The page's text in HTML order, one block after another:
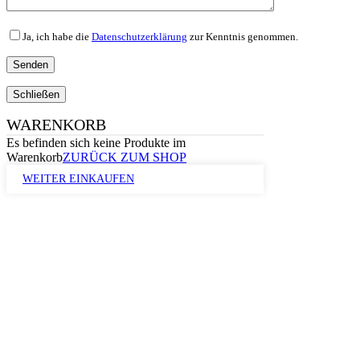
Ja, ich habe die Datenschutzerklärung zur Kenntnis genommen.
Schließen
WARENKORB
Es befinden sich keine Produkte im
WarenkorbZURÜCK ZUM SHOP
WEITER EINKAUFEN